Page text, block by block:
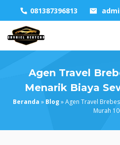
content
081387396813
Agen Travel
Menarik Biaya
Beranda » Blog»Agen Travel
Murah